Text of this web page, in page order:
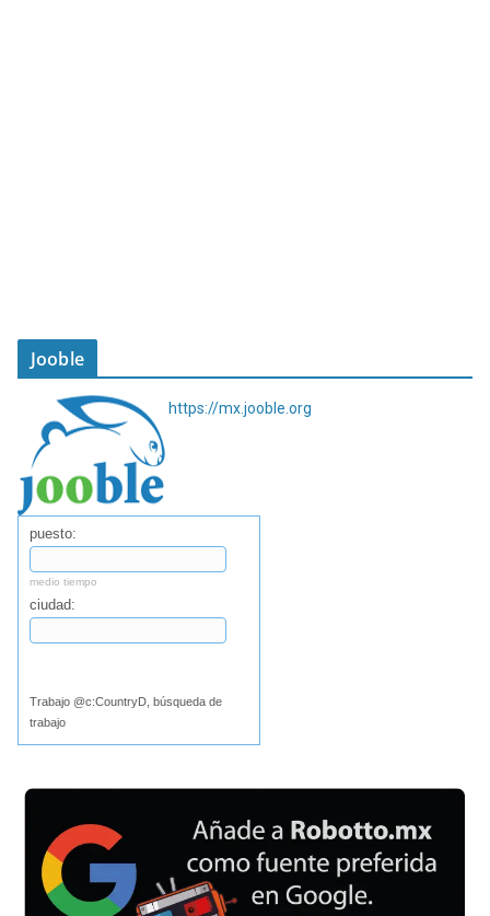
Jooble
https://mx.jooble.org
puesto:
medio tiempo
ciudad:
Trabajo @c:CountryD, búsqueda de
trabajo